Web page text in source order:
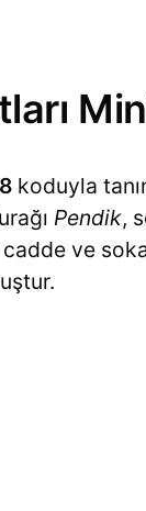
koduyla
Pendik,
ve